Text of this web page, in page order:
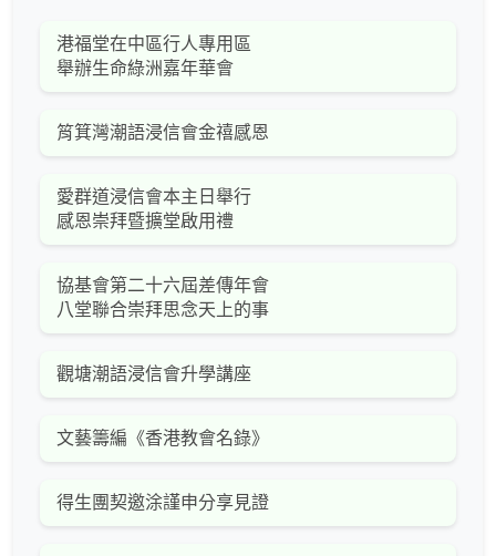
港福堂在中區行人專用區
舉辦生命綠洲嘉年華會
筲箕灣潮語浸信會金禧感恩
愛群道浸信會本主日舉行
感恩崇拜暨擴堂啟用禮
協基會第二十六屆差傳年會
八堂聯合崇拜思念天上的事
觀塘潮語浸信會升學講座
文藝籌編《香港教會名錄》
得生團契邀涂謹申分享見證